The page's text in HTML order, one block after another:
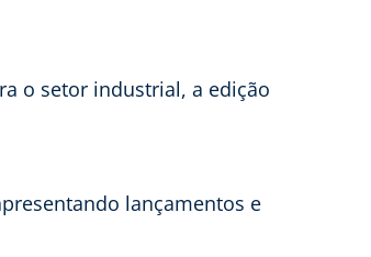
o setor industrial, a edição
lançamentos e